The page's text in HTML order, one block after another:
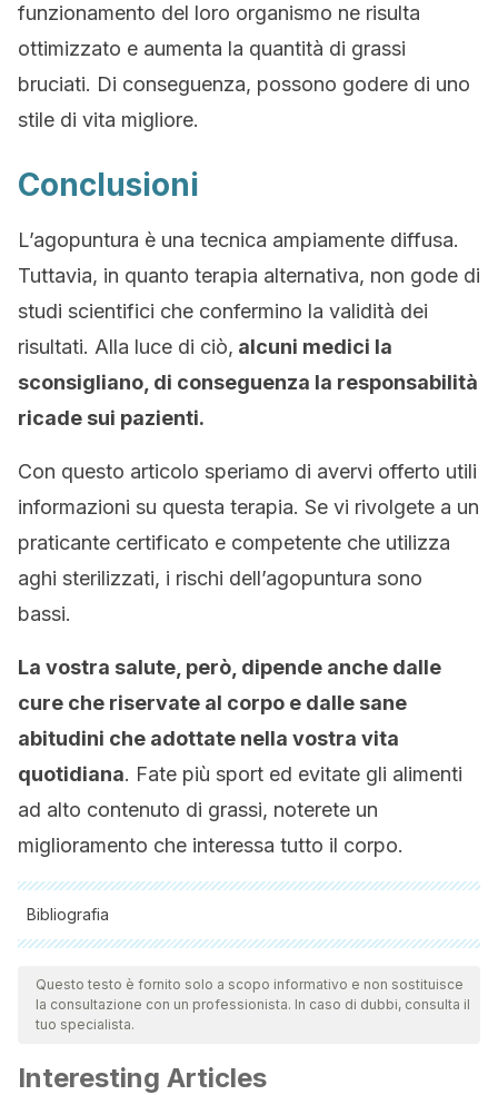
funzionamento del loro organismo ne risulta
ottimizzato e aumenta la quantità di grassi
bruciati. Di conseguenza, possono godere di uno
stile di vita migliore.
Conclusioni
L’agopuntura è una tecnica ampiamente diffusa.
Tuttavia, in quanto terapia alternativa, non gode di
studi scientifici che confermino la validità dei
risultati. Alla luce di ciò, alcuni medici la
sconsigliano, di conseguenza la responsabilità
ricade sui pazienti.
Con questo articolo speriamo di avervi offerto utili
informazioni su questa terapia. Se vi rivolgete a un
praticante certificato e competente che utilizza
aghi sterilizzati, i rischi dell’agopuntura sono
bassi.
La vostra salute, però, dipende anche dalle
cure che riservate al corpo e dalle sane
abitudini che adottate nella vostra vita
quotidiana. Fate più sport ed evitate gli alimenti
ad alto contenuto di grassi, noterete un
miglioramento che interessa tutto il corpo.
Bibliografia
Tutte le fonti citate sono state esaminate a fondo dal nostro
team per garantirne la qualità, l'affidabilità, l'attualità e la
validità. La bibliografia di questo articolo è stata considerata
Acupuntura.https://www.mayoclinic.org/es-es/tests-
Questo testo è fornito solo a scopo informativo e non sostituisce
la consultazione con un professionista. In caso di dubbi, consulta il
tuo specialista.
Interesting Articles